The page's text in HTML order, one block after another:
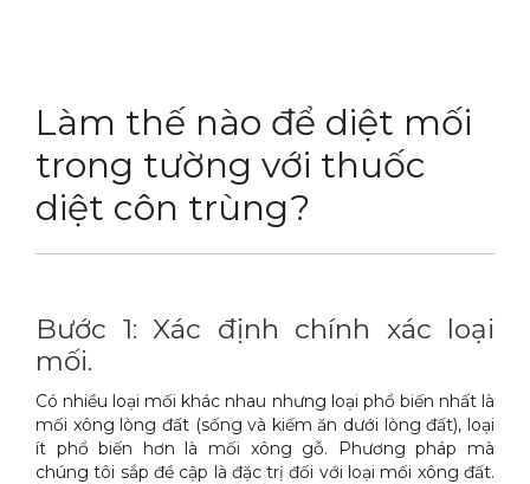
Thuốc diệt kiến Sài Gòn
Thuốc diệt gián Sài Gòn
Thuốc diệt muỗi Sài Gòn
Máy phun rửa cao cấp
Thiết bị vệ sinh sản phẩm
Thiết bị lau kính toà nhà
Máy chà rửa đánh bóng sàn
Dịch vụ tiêu diệt mối tận gốc
Dịch vụ phun thuốc phòng trừ muỗi
Dịch vụ kiểm soát chuột gây hại
Dịch vụ kiểm soát gián
Dịch vụ phun diệt ruồi gây hại
Dịch vụ tiêu diệt gián gây hại sức khỏe
Dịch vụ xử lý tiêu diệt kiến tận gốc
THỦ THUẬT
Tin tức động vật
Tin tức tổng hợp
Sitemap
Video
Tài liệu xử lý côn trùng
LIÊN HỆ
Hotline 0986 018 930 (Anh Sơn)
Làm thế nào để diệt mối
trong tường với thuốc
diệt côn trùng?
Bước 1: Xác định chính xác loại
mối.
Có nhiều loại mối khác nhau nhưng loại phổ biến nhất là
mối xông lòng đất (sống và kiếm ăn dưới lòng đất), loại
ít phổ biến hơn là mối xông gỗ. Phương pháp mà
chúng tôi sắp đề cập là đặc trị đối với loại mối xông đất.